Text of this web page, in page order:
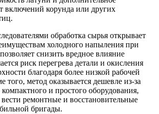
включений корунда или других
обработка сырья открывает
холодного напыления при
снизить вредное влияние
риск перегрева детали и окисления
благодаря более низкой рабочей
того, метод оказывается дешевле из-за
и простого оборудования,
вести ремонтные и восстановительные
бригады.